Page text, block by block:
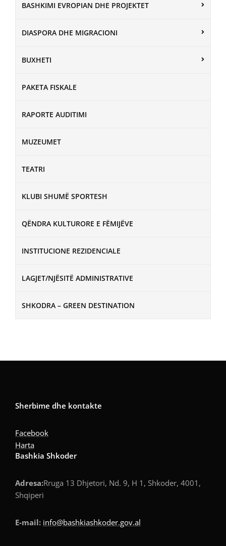
BASHKIMI EVROPIAN DHE PROJEKTET
DIASPORA DHE MIGRACIONI
BUXHETI
PAKETA FISKALE
RAPORTE AUDITIMI
MUZEUMET
TEATRI
KLUBI SHUMË SPORTESH
QËNDRA KULTURORE E FËMIJËVE
INSTITUCIONE REZIDENCIALE
LAGJET/NJËSITË ADMINISTRATIVE
SHKODRA – GREEN DESTINATION
Sherbime dhe kontakte
Facebook
Harta
Bashkia Shkoder
Adresa:Rruga 13 Dhjetori, Nd. 9, H 1, Shkoder, 4001,
Shqiperi
E-mail: info@bashkiashkoder.gov.al